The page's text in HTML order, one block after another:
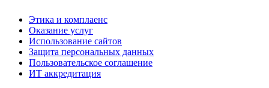
Этика и комплаенс
Оказание услуг
Использование сайтов
Защита персональных данных
Пользовательское соглашение
ИТ аккредитация